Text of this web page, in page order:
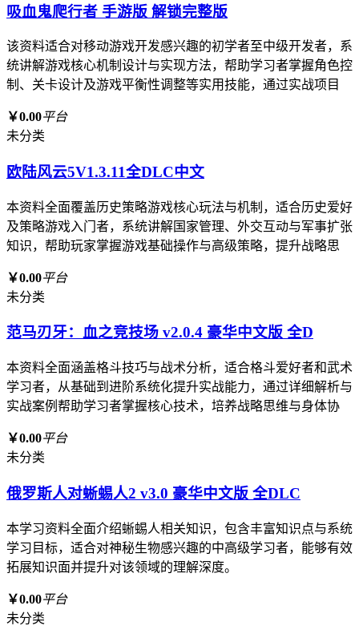
吸血鬼爬行者 手游版 解锁完整版
该资料适合对移动游戏开发感兴趣的初学者至中级开发者，系
统讲解游戏核心机制设计与实现方法，帮助学习者掌握角色控
制、关卡设计及游戏平衡性调整等实用技能，通过实战项目
￥0.00平台
未分类
欧陆风云5V1.3.11全DLC中文
本资料全面覆盖历史策略游戏核心玩法与机制，适合历史爱好
及策略游戏入门者，系统讲解国家管理、外交互动与军事扩张
知识，帮助玩家掌握游戏基础操作与高级策略，提升战略思
￥0.00平台
未分类
范马刃牙：血之竞技场 v2.0.4 豪华中文版 全D
本资料全面涵盖格斗技巧与战术分析，适合格斗爱好者和武术
学习者，从基础到进阶系统化提升实战能力，通过详细解析与
实战案例帮助学习者掌握核心技术，培养战略思维与身体协
￥0.00平台
未分类
俄罗斯人对蜥蜴人2 v3.0 豪华中文版 全DLC
本学习资料全面介绍蜥蜴人相关知识，包含丰富知识点与系统
学习目标，适合对神秘生物感兴趣的中高级学习者，能够有效
拓展知识面并提升对该领域的理解深度。
￥0.00平台
未分类